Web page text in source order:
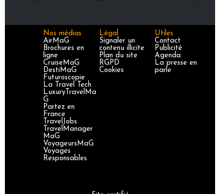
Nos médias
AirMaG
Brochures en
ligne
CruiseMaG
DestiMaG
Futuroscopie
La Travel Tech
LuxuryTravelMa
G
Partez en
France
TravelJobs
TravelManager
MaG
VoyageursMaG
Voyages
Responsables
Légal
Signaler un
contenu illicite
Plan du site
RGPD
Cookies
Utiles
Contact
Publicité
Agenda
La presse en
parle